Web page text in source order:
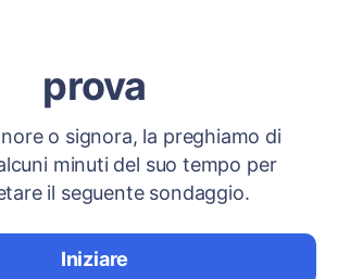
prova
o signora, la preghiamo di
minuti del suo tempo per
il seguente sondaggio.
Iniziare